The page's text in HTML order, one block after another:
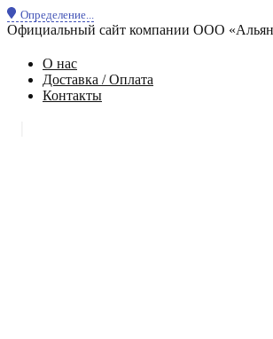
Определение...
Официальный сайт компании ООО
О нас
Доставка / Оплата
Контакты